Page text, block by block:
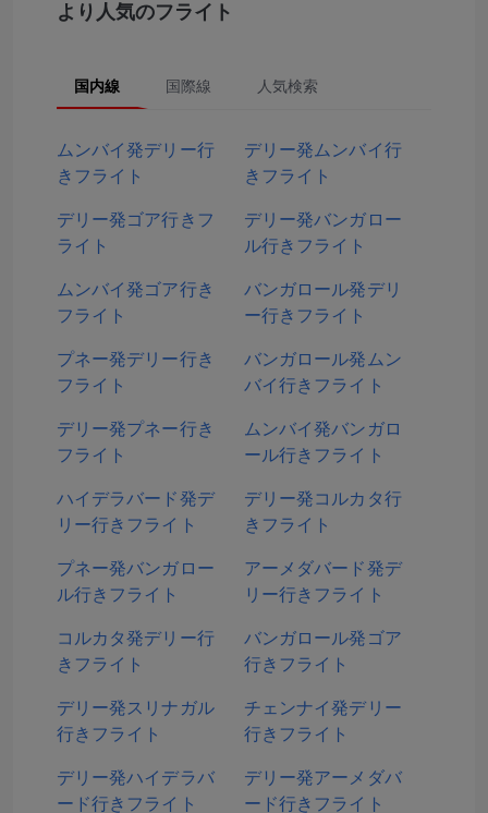
より人気のフライト
国内線 国際線 人気検索
ムンバイ発デリー行
きフライト
デリー発ムンバイ行
きフライト
デリー発ゴア行きフ
ライト
デリー発バンガロー
ル行きフライト
ムンバイ発ゴア行き
フライト
バンガロール発デリ
ー行きフライト
プネー発デリー行き
フライト
バンガロール発ムン
バイ行きフライト
デリー発プネー行き
フライト
ムンバイ発バンガロ
ール行きフライト
ハイデラバード発デ
リー行きフライト
デリー発コルカタ行
きフライト
プネー発バンガロー
ル行きフライト
アーメダバード発デ
リー行きフライト
コルカタ発デリー行
きフライト
バンガロール発ゴア
行きフライト
デリー発スリナガル
行きフライト
チェンナイ発デリー
行きフライト
デリー発ハイデラバ
ード行きフライト
デリー発アーメダバ
ード行きフライト